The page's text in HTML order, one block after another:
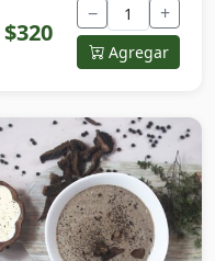
$320
− +
Agregar